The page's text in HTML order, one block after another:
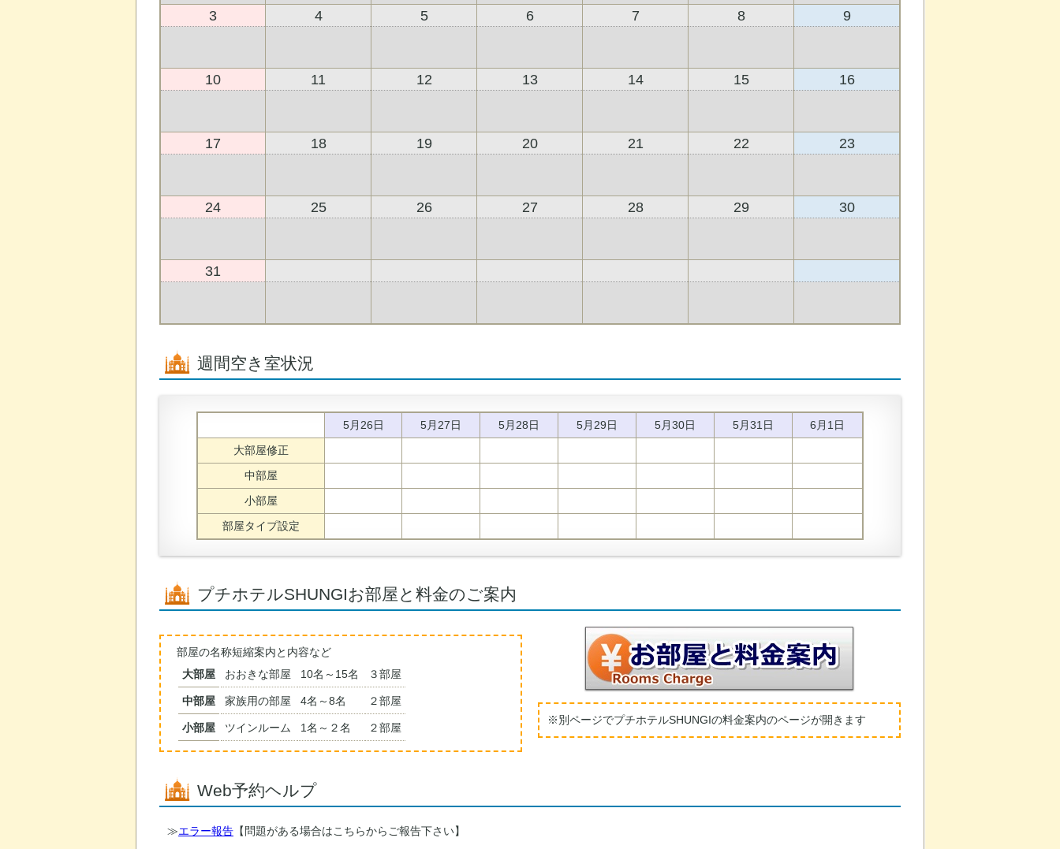
3 4 5 6 7 8 9
10 11 12 13 14 15 16
17 18 19 20 21 22 23
24 25 26 27 28 29 30
31
週間空き室状況
5月 26日 5月 27日 5月 28日 5月 29日 5月30日 5月31日 6月 1日
大部屋修正
中部屋
小部屋
部屋タイプ設定
プチホテルSHUNGIお部屋と料金のご案内
部屋の名称短縮案内と内容など
大部屋
おおきな部屋 10名～15名 ３部屋
中部屋 家族用の部屋 4名～8名 ２部屋
小部屋 ツインルーム 1名～２名 ２部屋
※別ページでプチホテルSHUNGIの料金案内のページが開きます
Web予約ヘルプ
エラー報告 【問題がある場合はこちらからご報告下さい】